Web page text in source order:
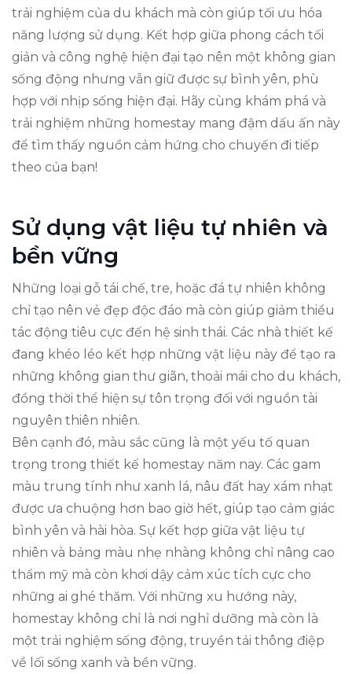
trải nghiệm của du khách mà còn giúp tối ưu hóa
năng lượng sử dụng. Kết hợp giữa phong cách tối
giản và công nghệ hiện đại tạo nên một không gian
sống động nhưng vẫn giữ được sự bình yên, phù
hợp với nhịp sống hiện đại. Hãy cùng khám phá và
trải nghiệm những homestay mang đậm dấu ấn này
để tìm thấy nguồn cảm hứng cho chuyến đi tiếp
theo của bạn!
Sử dụng vật liệu tự nhiên và
bền vững
Những loại gỗ tái chế, tre, hoặc đá tự nhiên không
chỉ tạo nên vẻ đẹp độc đáo mà còn giúp giảm thiểu
tác động tiêu cực đến hệ sinh thái. Các nhà thiết kế
đang khéo léo kết hợp những vật liệu này để tạo ra
những không gian thư giãn, thoải mái cho du khách,
đồng thời thể hiện sự tôn trọng đối với nguồn tài
nguyên thiên nhiên.
Bên cạnh đó, màu sắc cũng là một yếu tố quan
trọng trong thiết kế homestay năm nay. Các gam
màu trung tính như xanh lá, nâu đất hay xám nhạt
được ưa chuộng hơn bao giờ hết, giúp tạo cảm giác
bình yên và hài hòa. Sự kết hợp giữa vật liệu tự
nhiên và bảng màu nhẹ nhàng không chỉ nâng cao
thẩm mỹ mà còn khơi dậy cảm xúc tích cực cho
những ai ghé thăm. Với những xu hướng này,
homestay không chỉ là nơi nghỉ dưỡng mà còn là
một trải nghiệm sống động, truyền tải thông điệp
về lối sống xanh và bền vững.